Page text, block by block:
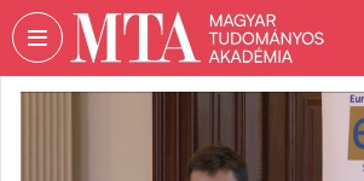
Fejléc kihagyása Menü kihagyása Tartalom kihagyása